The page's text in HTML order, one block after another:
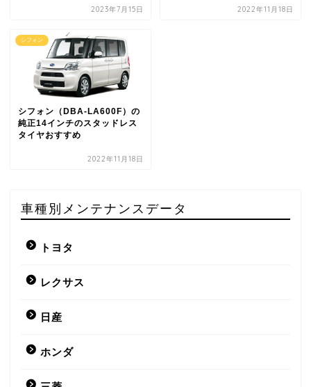
2023年7月15日 2022年11月18日
シフォン
シフォン（DBA-LA600F）の
純正14インチのスタッドレス
タイヤおすすめ
2022年11月18日
車種別メンテナンスデータ
トヨタ
レクサス
日産
ホンダ